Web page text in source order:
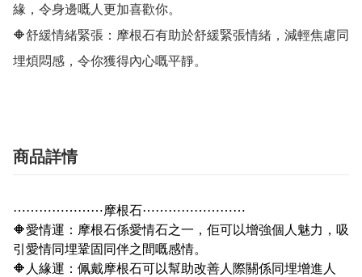
緣，令身邊嘅人更加喜歡你。
🔶舒緩情緒緊張：摩根石有助於舒緩緊張情緒，減輕焦慮同
埋煩悶感，令你獲得內心嘅平靜。
商品詳情
⋯⋯⋯⋯⋯⋯⋯摩根石⋯⋯⋯⋯⋯⋯⋯⋯
🔶愛情運：摩根石係愛情石之一，佢可以增強個人魅力，吸
引愛情同埋鞏固同伴之間嘅感情。
🔶 人緣運：佩戴摩根石可以幫助改善人際關係同埋增進人